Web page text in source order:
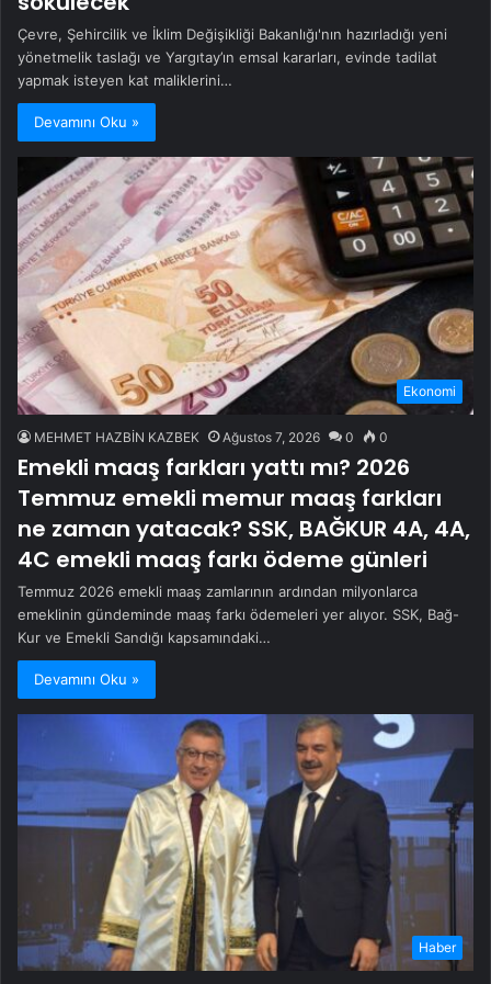
Çevre, Şehircilik ve İklim Değişikliği Bakanlığı'nın hazırladığı yeni
yönetmelik taslağı ve Yargıtay’ın emsal kararları, evinde tadilat
yapmak isteyen kat maliklerini…
Devamını Oku »
Ekonomi
MEHMET HAZBİN KAZBEK Ağustos 7, 2026 0 0
Emekli maaş farkları yattı mı? 2026
Temmuz emekli memur maaş farkları
ne zaman yatacak? SSK, BAĞKUR 4A, 4A,
4C emekli maaş farkı ödeme günleri
Temmuz 2026 emekli maaş zamlarının ardından milyonlarca
emeklinin gündeminde maaş farkı ödemeleri yer alıyor. SSK, Bağ-
Kur ve Emekli Sandığı kapsamındaki…
Devamını Oku »
Haber